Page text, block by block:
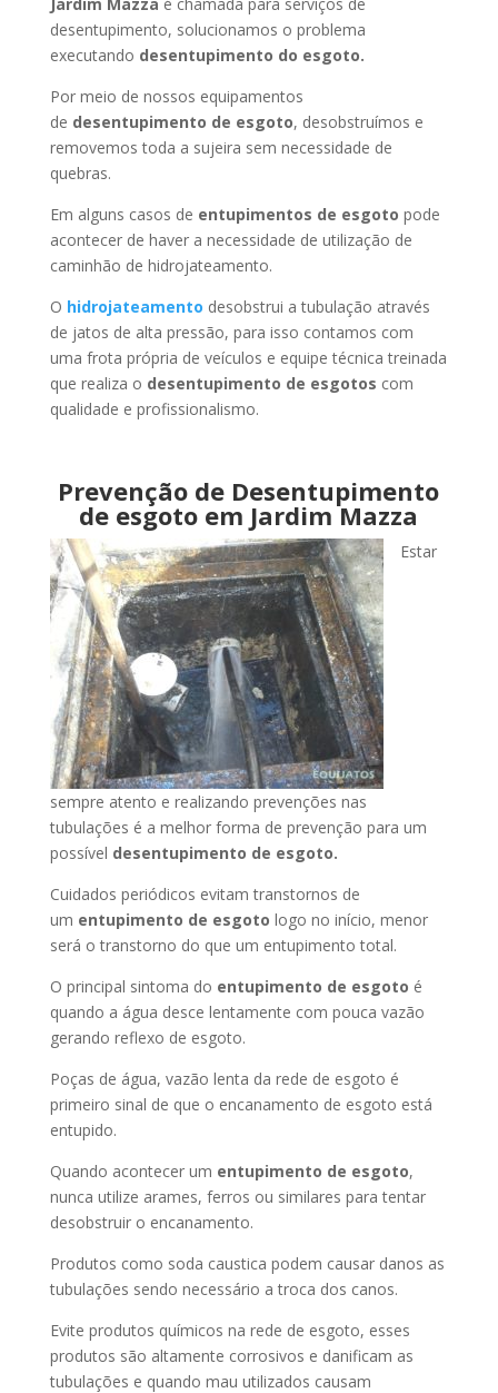
desentupimento, solucionamos o problema
executando desentupimento do esgoto.
Por meio de nossos equipamentos
de desentupimento de esgoto, desobstruímos e
removemos toda a sujeira sem necessidade de
quebras.
Em alguns casos de entupimentos de esgoto pode
acontecer de haver a necessidade de utilização de
caminhão de hidrojateamento.
O hidrojateamento desobstrui a tubulação através
de jatos de alta pressão, para isso contamos com
uma frota própria de veículos e equipe técnica treinada
que realiza o desentupimento de esgotos com
qualidade e profissionalismo.
Prevenção de Desentupimento
de esgoto em Jardim Mazza
Estar
sempre atento e realizando prevenções nas
tubulações é a melhor forma de prevenção para um
possível desentupimento de esgoto.
Cuidados periódicos evitam transtornos de
um entupimento de esgoto logo no início, menor
será o transtorno do que um entupimento total.
O principal sintoma do entupimento de esgoto é
quando a água desce lentamente com pouca vazão
gerando reflexo de esgoto.
Poças de água, vazão lenta da rede de esgoto é
primeiro sinal de que o encanamento de esgoto está
entupido.
Quando acontecer um entupimento de esgoto,
nunca utilize arames, ferros ou similares para tentar
desobstruir o encanamento.
Produtos como soda caustica podem causar danos as
tubulações sendo necessário a troca dos canos.
Evite produtos químicos na rede de esgoto, esses
produtos são altamente corrosivos e danificam as
tubulações e quando mau utilizados causam